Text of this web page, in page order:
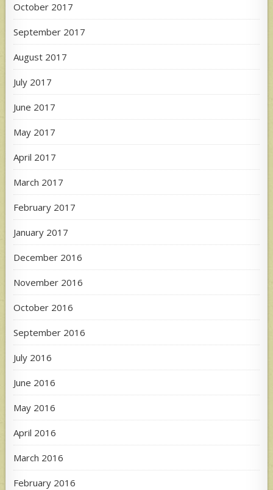
October 2017
September 2017
August 2017
July 2017
June 2017
May 2017
April 2017
March 2017
February 2017
January 2017
December 2016
November 2016
October 2016
September 2016
July 2016
June 2016
May 2016
April 2016
March 2016
February 2016